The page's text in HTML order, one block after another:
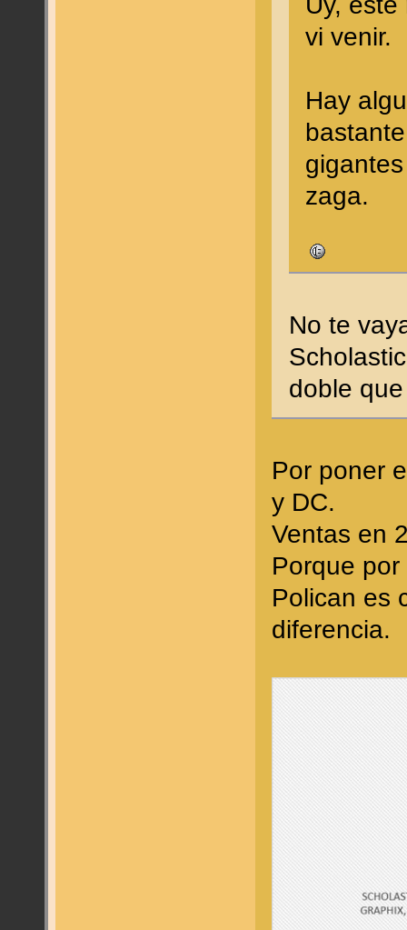
vi venir.
Hay
zaga.
No te
doble
Por poner
y DC.
Ventas en
Porque
Polican es
diferencia.